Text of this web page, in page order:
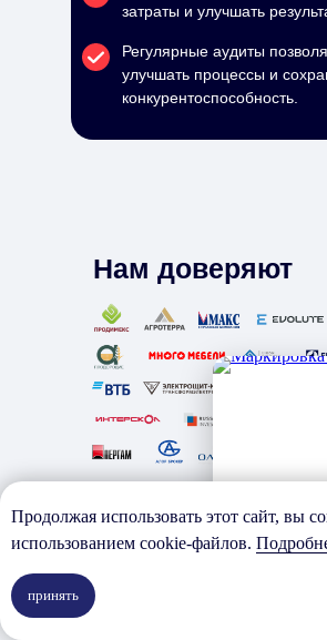
затраты и улучшать
Регулярные аудиты
улучшать процессы и
конкурентоспособность.
Нам доверяют
Отзывы
Продолжая использовать этот сайт, вы
использованием cookie-файлов.
принять